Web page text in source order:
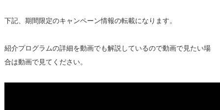
下記、期間限定のキャンペーン情報の転載になります。
紹介プログラムの詳細を動画でも解説しているので動画で見たい場
合は動画で見てください。